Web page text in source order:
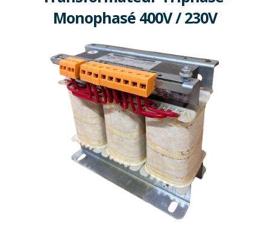
Monophasé 400V / 230V